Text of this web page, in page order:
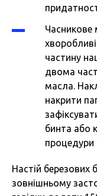
Часникове
частину
двома
масла.
накрити
бинта або
процедури
Настій
зовнішньому